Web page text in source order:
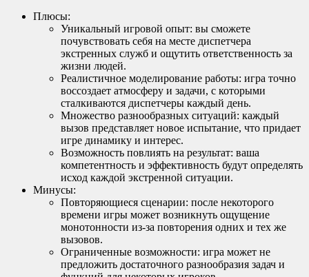
Плюсы:
Уникальный игровой опыт: вы сможете
почувствовать себя на месте диспетчера
экстренных служб и ощутить ответственность за
жизни людей.
Реалистичное моделирование работы: игра точно
воссоздает атмосферу и задачи, с которыми
сталкиваются диспетчеры каждый день.
Множество разнообразных ситуаций: каждый
вызов представляет новое испытание, что придает
игре динамику и интерес.
Возможность повлиять на результат: ваша
компетентность и эффективность будут определять
исход каждой экстренной ситуации.
Минусы:
Повторяющиеся сценарии: после некоторого
времени игры может возникнуть ощущение
монотонности из-за повторения одних и тех же
вызовов.
Ограниченные возможности: игра может не
предложить достаточного разнообразия задач и